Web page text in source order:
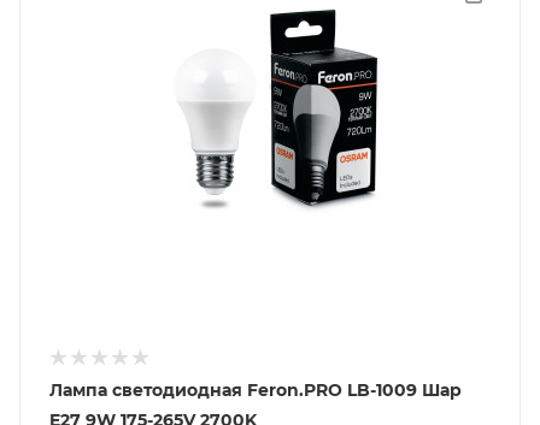
Лампа светодиодная Feron.PRO LB-1009 Шар
E27 9W 175-265V 2700K